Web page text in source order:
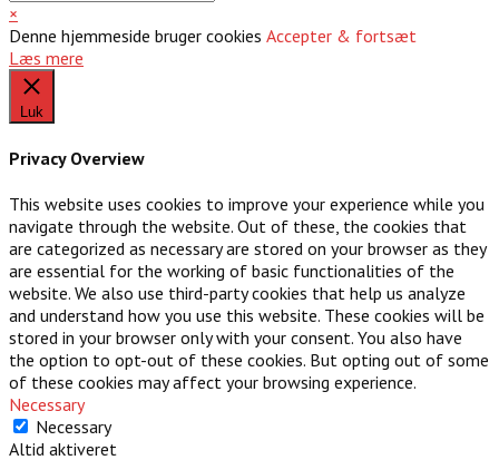
×
Denne hjemmeside bruger cookies Accepter & fortsæt
Læs mere
Luk
Privacy Overview
This website uses cookies to improve your experience while you
navigate through the website. Out of these, the cookies that
are categorized as necessary are stored on your browser as they
are essential for the working of basic functionalities of the
website. We also use third-party cookies that help us analyze
and understand how you use this website. These cookies will be
stored in your browser only with your consent. You also have
the option to opt-out of these cookies. But opting out of some
of these cookies may affect your browsing experience.
Necessary
Necessary
Altid aktiveret